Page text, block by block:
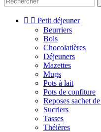
  Petit déjeuner
Beurriers
Bols
Chocolatières
Déjeuners
Mazettes
Mugs
Pots à lait
Pots de confiture
Reposes sachet
Sucriers
Tasses
Théières